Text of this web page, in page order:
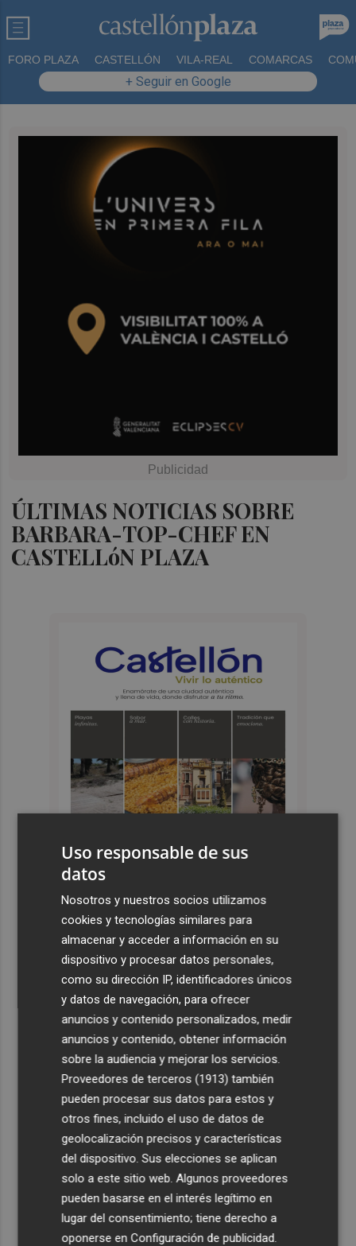
FORO PLAZA CASTELLÓN VILA-REAL COMARCAS
+ Seguir en Google
ÚLTIMAS NOTICIAS SOBRE
BARBARA-TOP-CHEF EN
CASTELLóN PLAZA
Últimas Noticias
Compromís denuncia "la falta del refuerzo sanitario
estival en los municipios de Castelló"
El ingreso mínimo vital llega a 879.225 hogares en julio,
un 16,9 % más que hace un año
Burriana coordina con sus centros educativos las
ayudas de 101.500 euros para climatizar las aulas
La subida salarial media pactada en convenio escala al
3,02% en julio, pero sigue por debajo del IPC
El futuro de la IA: un nuevo enfoque desde Valencia
aboga por la evaluación para que sea "responsable"
Uso responsable de sus
datos
Nosotros y nuestros socios utilizamos
cookies y tecnologías similares para
almacenar y acceder a información en su
dispositivo y procesar datos personales,
como su dirección IP, identificadores únicos
y datos de navegación, para ofrecer
anuncios y contenido personalizados, medir
anuncios y contenido, obtener información
sobre la audiencia y mejorar los servicios.
Proveedores de terceros (1913) también
pueden procesar sus datos para estos y
otros fines, incluido el uso de datos de
geolocalización precisos y características
del dispositivo. Sus elecciones se aplican
solo a este sitio web. Algunos proveedores
pueden basarse en el interés legítimo en
lugar del consentimiento; tiene derecho a
oponerse enConfiguración de publicidad.